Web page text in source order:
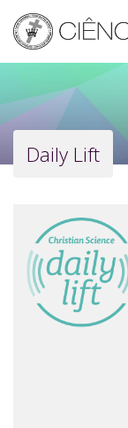
main
content
Daily Lift